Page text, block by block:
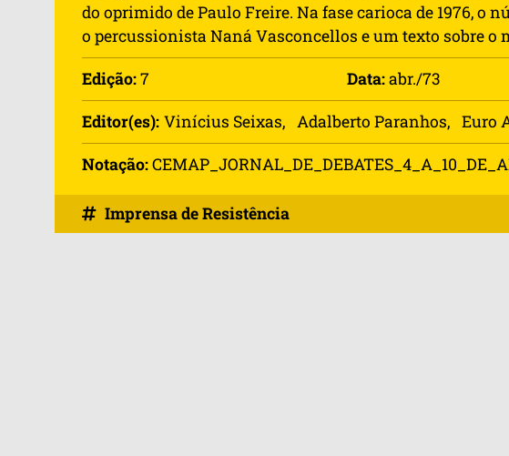
do oprimido de Paulo Freire. Na fase carioca de 1976,
o percussionista Naná Vasconcellos e um texto sobre o
Edição:7 Data:abr./73
Editor(es): Vinícius Seixas, Adalberto Paranhos, Euro
Notação:
Imprensa de Resistência